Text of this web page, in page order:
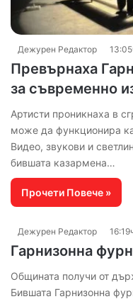
Дежурен Редактор
Превърнаха
за съвременно
Артисти проникнаха в
може да функционира
Видео, звукови и
бившата казармена…
Прочети Повече »
Дежурен Редактор
Гарнизонна
Общината получи от
Бившата Гарнизонна